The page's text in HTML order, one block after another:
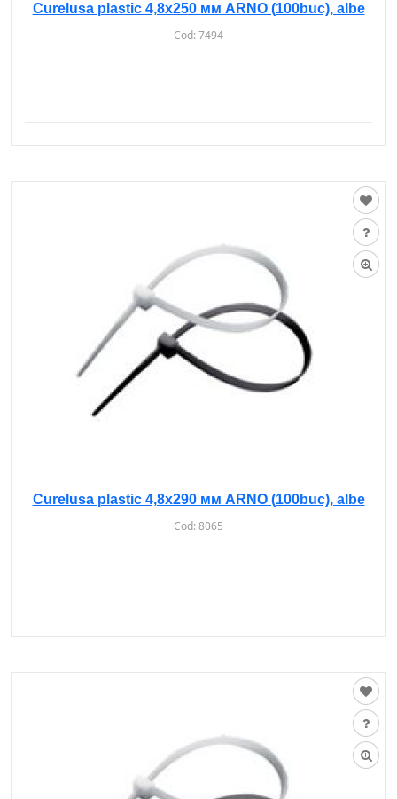
Curelusa plastic 4,8х250 мм ARNO (100buc), albe
Cod:7494
Curelusa plastic 4,8х290 мм ARNO (100buc), albe
Cod:8065